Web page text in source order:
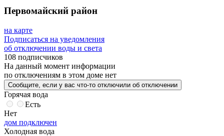
Первомайский район
на карте
Подписаться на уведомления
об отключении воды и света
108 подписчиков
На данный момент информации
по отключениям в этом доме нет
Сообщите , если у вас что-то отключили об отключении
Горячая вода
Есть
Нет
дом подключен
Холодная вода